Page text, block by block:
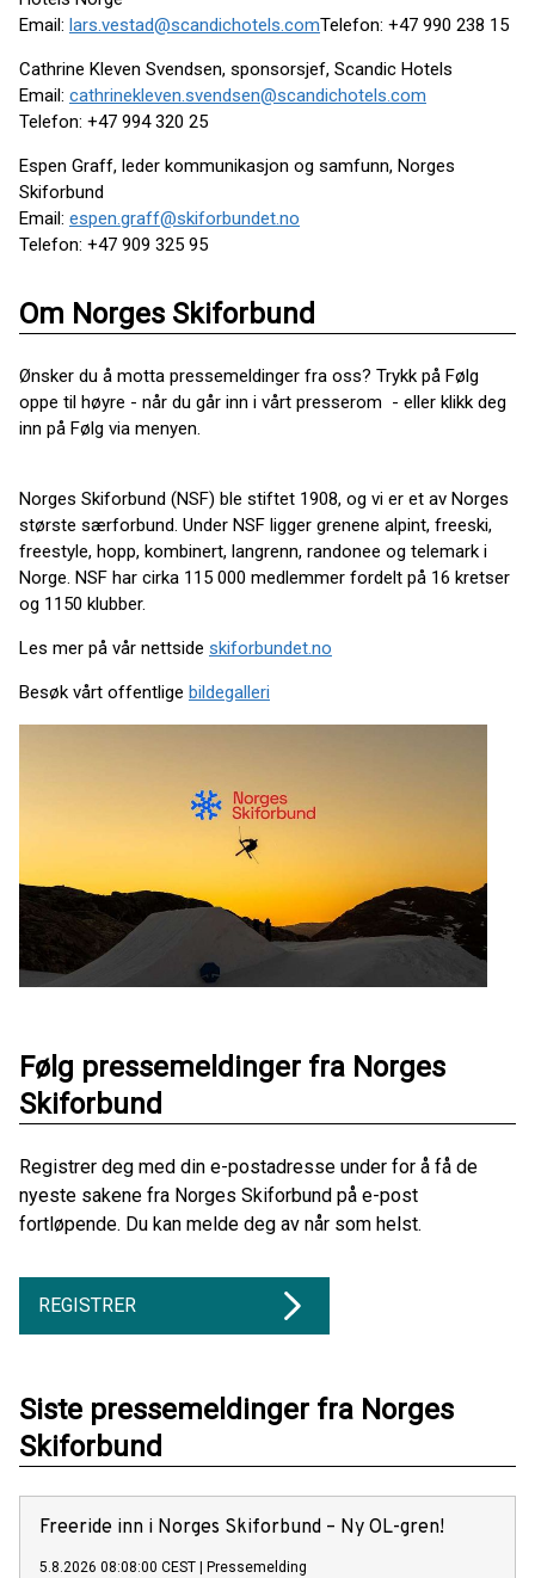
Email: lars.vestad@scandichotels.comTelefon: +47 990 238 15
Cathrine Kleven Svendsen, sponsorsjef, Scandic Hotels
Email: cathrinekleven.svendsen@scandichotels.com
Telefon: +47 994 320 25
Espen Graff, leder kommunikasjon og samfunn, Norges
Skiforbund
Email: espen.graff@skiforbundet.no
Telefon: +47 909 325 95
Om Norges Skiforbund
Ønsker du å motta pressemeldinger fra oss? Trykk på Følg
oppe til høyre - når du går inn i vårt presserom - eller klikk deg
inn på Følg via menyen.
Norges Skiforbund (NSF) ble stiftet 1908, og vi er et av Norges
største særforbund. Under NSF ligger grenene alpint, freeski,
freestyle, hopp, kombinert, langrenn, randonee og telemark i
Norge. NSF har cirka 115 000 medlemmer fordelt på 16 kretser
og 1150 klubber.
Les mer på vår nettside skiforbundet.no
Besøk vårt offentlige bildegalleri
Følg pressemeldinger fra Norges
Skiforbund
Registrer deg med din e-postadresse under for å få de
nyeste sakene fra Norges Skiforbund på e-post
fortløpende. Du kan melde deg av når som helst.
REGISTRER
Siste pressemeldinger fra Norges
Skiforbund
Freeride inn i Norges Skiforbund – Ny OL-gren!
5.8.2026 08:08:00 CEST Pressemelding